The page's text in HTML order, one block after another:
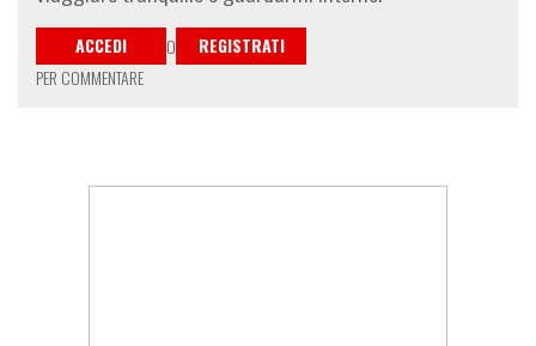
ACCEDI O
REGISTRATI
PER COMMENTARE